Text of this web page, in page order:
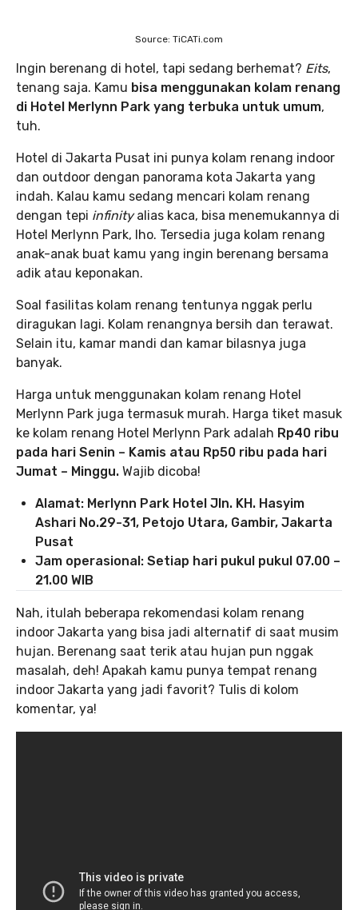
Source: TiCATi.com
Ingin berenang di hotel, tapi sedang berhemat? Eits,
tenang saja. Kamu bisa menggunakan kolam renang
di Hotel Merlynn Park yang terbuka untuk umum,
tuh.
Hotel di Jakarta Pusat ini punya kolam renang indoor
dan outdoor dengan panorama kota Jakarta yang
indah. Kalau kamu sedang mencari kolam renang
dengan tepi infinityalias kaca, bisa menemukannya di
Hotel Merlynn Park, lho. Tersedia juga kolam renang
anak-anak buat kamu yang ingin berenang bersama
adik atau keponakan.
Soal fasilitas kolam renang tentunya nggak perlu
diragukan lagi. Kolam renangnya bersih dan terawat.
Selain itu, kamar mandi dan kamar bilasnya juga
banyak.
Harga untuk menggunakan kolam renang Hotel
Merlynn Park juga termasuk murah. Harga tiket masuk
ke kolam renang Hotel Merlynn Park adalah Rp40 ribu
pada hari Senin – Kamis atau Rp50 ribu pada hari
Jumat – Minggu. Wajib dicoba!
Alamat: Merlynn Park Hotel Jln. KH. Hasyim
Ashari No.29-31, Petojo Utara, Gambir, Jakarta
Pusat
Jam operasional: Setiap hari pukul pukul 07.00 –
21.00 WIB
Nah, itulah beberapa rekomendasi kolam renang
indoor Jakarta yang bisa jadi alternatif di saat musim
hujan. Berenang saat terik atau hujan pun nggak
masalah, deh! Apakah kamu punya tempat renang
indoor Jakarta yang jadi favorit? Tulis di kolom
komentar, ya!